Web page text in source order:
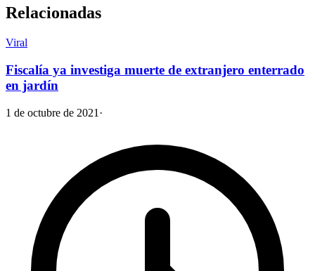
Relacionadas
Viral
Fiscalía ya investiga muerte de extranjero enterrado
en jardín
1 de octubre de 2021 ·